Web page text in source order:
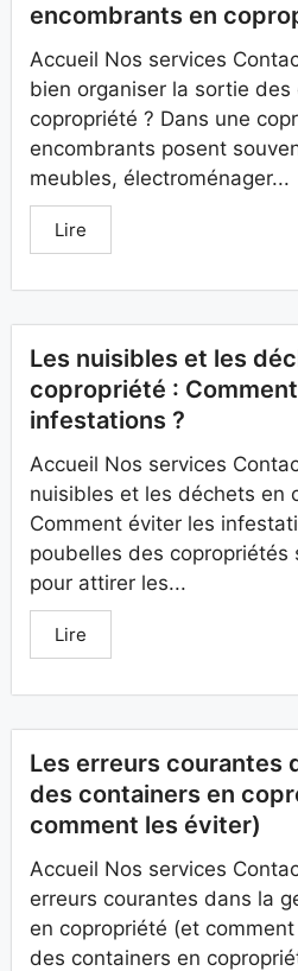
encombrants en
Accueil Nos services
bien organiser la sortie des
copropriété ? Dans une
encombrants posent
meubles, électroménager...
Lire
Les nuisibles et les
copropriété :
infestations ?
Accueil Nos services
nuisibles et les déchets en
Comment éviter les
poubelles des
pour attirer les...
Lire
Les erreurs courantes
des containers en
comment les éviter)
Accueil Nos services
erreurs courantes dans la
en copropriété (et
des containers en